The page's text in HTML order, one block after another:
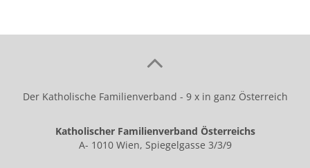
Der Katholische Familienverband - 9 x in ganz Österreich
Katholischer Familienverband Österreichs
A- 1010 Wien, Spiegelgasse 3/3/9